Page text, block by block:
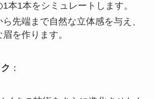
本1本をシミュレートします。
先端まで自然な立体感を与え、
を作ります。
：